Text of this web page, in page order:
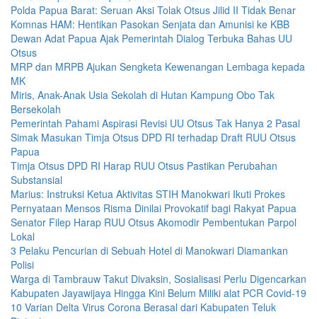
Polda Papua Barat: Seruan Aksi Tolak Otsus Jilid II Tidak Benar
Komnas HAM: Hentikan Pasokan Senjata dan Amunisi ke KBB
Dewan Adat Papua Ajak Pemerintah Dialog Terbuka Bahas UU
Otsus
MRP dan MRPB Ajukan Sengketa Kewenangan Lembaga kepada
MK
Miris, Anak-Anak Usia Sekolah di Hutan Kampung Obo Tak
Bersekolah
Pemerintah Pahami Aspirasi Revisi UU Otsus Tak Hanya 2 Pasal
Simak Masukan Timja Otsus DPD RI terhadap Draft RUU Otsus
Papua
Timja Otsus DPD RI Harap RUU Otsus Pastikan Perubahan
Substansial
Marius: Instruksi Ketua Aktivitas STIH Manokwari Ikuti Prokes
Pernyataan Mensos Risma Dinilai Provokatif bagi Rakyat Papua
Senator Filep Harap RUU Otsus Akomodir Pembentukan Parpol
Lokal
3 Pelaku Pencurian di Sebuah Hotel di Manokwari Diamankan
Polisi
Warga di Tambrauw Takut Divaksin, Sosialisasi Perlu Digencarkan
Kabupaten Jayawijaya Hingga Kini Belum Miliki alat PCR Covid-19
10 Varian Delta Virus Corona Berasal dari Kabupaten Teluk